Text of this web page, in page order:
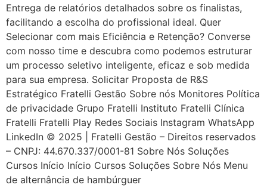
Entrega de relatórios detalhados sobre os finalistas,
facilitando a escolha do profissional ideal. Quer
Selecionar com mais Eficiência e Retenção? Converse
com nosso time e descubra como podemos estruturar
um processo seletivo inteligente, eficaz e sob medida
para sua empresa. Solicitar Proposta de R&S
Estratégico Fratelli Gestão Sobre nós Monitores Política
de privacidade Grupo Fratelli Instituto Fratelli Clínica
Fratelli Fratelli Play Redes Sociais Instagram WhatsApp
LinkedIn © 2025 | Fratelli Gestão – Direitos reservados
– CNPJ: 44.670.337/0001-81 Sobre Nós Soluções
Cursos Início Início Cursos Soluções Sobre Nós Menu
de alternância de hambúrguer